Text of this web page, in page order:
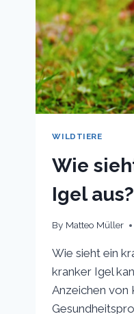
WILDTIERE
Wie
Igel aus?
By Matteo Müller
Wie sieht ein
kranker Igel
Anzeichen von